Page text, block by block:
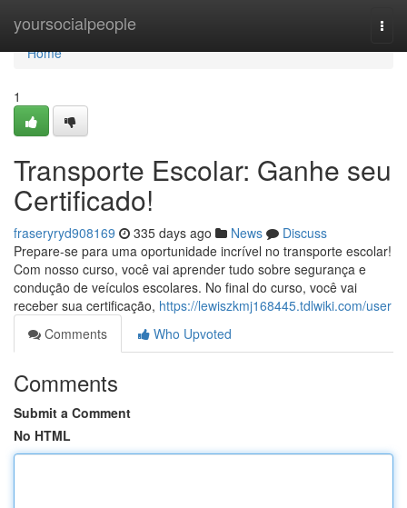
yoursocialpeople
Home
Home
1
Transporte Escolar: Ganhe seu
Certificado!
fraseryryd908169 335 days ago News
Discuss
Prepare-se para uma oportunidade incrível no transporte escolar!
Com nosso curso, você vai aprender tudo sobre segurança e
condução de veículos escolares. No final do curso, você vai
receber sua certificação, https://lewiszkmj168445.tdlwiki.com/user
Comments
Who Upvoted
Comments
Submit a Comment
No HTML